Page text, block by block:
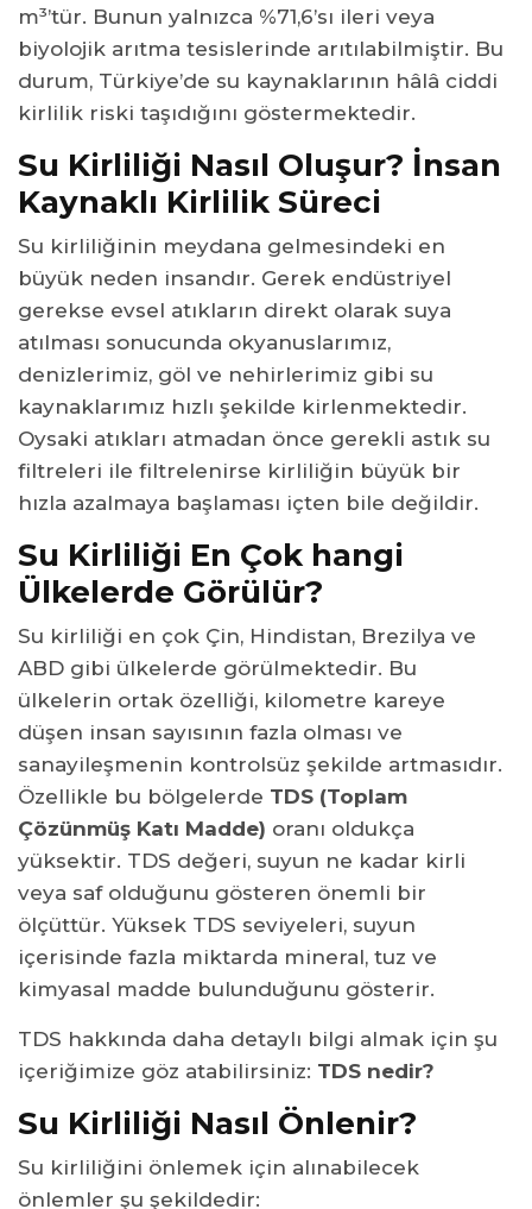
m³’tür. Bunun yalnızca %71,6’sı ileri veya
biyolojik arıtma tesislerinde arıtılabilmiştir. Bu
durum, Türkiye’de su kaynaklarının hâlâ ciddi
kirlilik riski taşıdığını göstermektedir.
Su Kirliliği Nasıl Oluşur? İnsan
Kaynaklı Kirlilik Süreci
Su kirliliğinin meydana gelmesindeki en
büyük neden insandır. Gerek endüstriyel
gerekse evsel atıkların direkt olarak suya
atılması sonucunda okyanuslarımız,
denizlerimiz, göl ve nehirlerimiz gibi su
kaynaklarımız hızlı şekilde kirlenmektedir.
Oysaki atıkları atmadan önce gerekli astık su
filtreleri ile filtrelenirse kirliliğin büyük bir
hızla azalmaya başlaması içten bile değildir.
Su Kirliliği En Çok hangi
Ülkelerde Görülür?
Su kirliliği en çok Çin, Hindistan, Brezilya ve
ABD gibi ülkelerde görülmektedir. Bu
ülkelerin ortak özelliği, kilometre kareye
düşen insan sayısının fazla olması ve
sanayileşmenin kontrolsüz şekilde artmasıdır.
Özellikle bu bölgelerde TDS (Toplam
Çözünmüş Katı Madde) oranı oldukça
yüksektir. TDS değeri, suyun ne kadar kirli
veya saf olduğunu gösteren önemli bir
ölçüttür. Yüksek TDS seviyeleri, suyun
içerisinde fazla miktarda mineral, tuz ve
kimyasal madde bulunduğunu gösterir.
TDS hakkında daha detaylı bilgi almak için şu
içeriğimize göz atabilirsiniz: TDS nedir?
Su Kirliliği Nasıl Önlenir?
Su kirliliğini önlemek için alınabilecek
önlemler şu şekildedir: